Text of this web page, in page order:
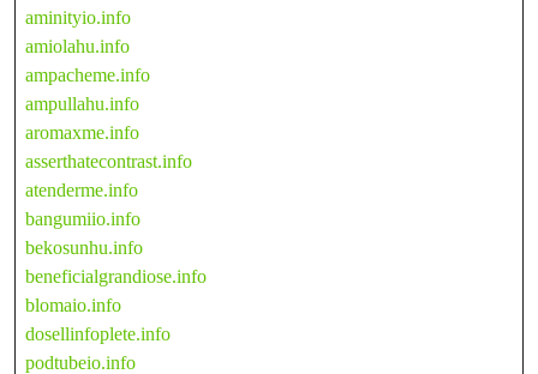
aminityio.info
amiolahu.info
ampacheme.info
ampullahu.info
aromaxme.info
asserthatecontrast.info
atenderme.info
bangumiio.info
bekosunhu.info
beneficialgrandiose.info
blomaio.info
dosellinfoplete.info
podtubeio.info